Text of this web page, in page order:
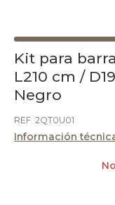
Kit para
L210 cm /
Negro
REF. 2QT0U01
Información